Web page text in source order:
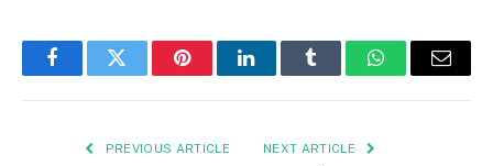
FacebookTwitter PinterestLinkedInTumblr WhatsAppEmail
PREVIOUS ARTICLE NEXT ARTICLE